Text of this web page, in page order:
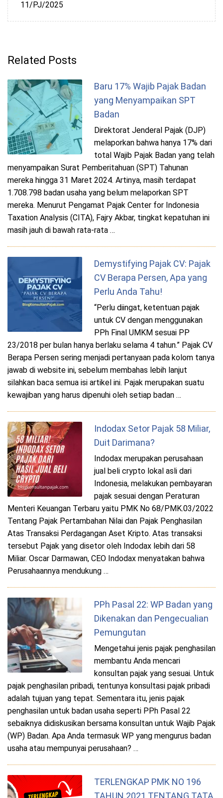
11/PJ/2025
Related Posts
Baru 17% Wajib Pajak Badan
yang Menyampaikan SPT
Badan
Direktorat Jenderal Pajak (DJP)
melaporkan bahwa hanya 17% dari
total Wajib Pajak Badan yang telah
menyampaikan Surat Pemberitahuan (SPT) Tahunan
mereka hingga 31 Maret 2024. Artinya, masih terdapat
1.708.798 badan usaha yang belum melaporkan SPT
mereka. Menurut Pengamat Pajak Center for Indonesia
Taxation Analysis (CITA), Fajry Akbar, tingkat kepatuhan ini
masih jauh di bawah rata-rata …
Demystifying Pajak CV: Pajak
CV Berapa Persen, Apa yang
Perlu Anda Tahu!
“Perlu diingat, ketentuan pajak
untuk CV dengan menggunakan
PPh Final UMKM sesuai PP
23/2018 per bulan hanya berlaku selama 4 tahun.” Pajak CV
Berapa Persen sering menjadi pertanyaan pada kolom tanya
jawab di website ini, sebelum membahas lebih lanjut
silahkan baca semua isi artikel ini. Pajak merupakan suatu
kewajiban yang harus dipenuhi oleh setiap badan …
Indodax Setor Pajak 58 Miliar,
Duit Darimana?
Indodax merupakan perusahaan
jual beli crypto lokal asli dari
Indonesia, melakukan pembayaran
pajak sesuai dengan Peraturan
Menteri Keuangan Terbaru yaitu PMK No 68/PMK.03/2022
Tentang Pajak Pertambahan Nilai dan Pajak Penghasilan
Atas Transaksi Perdagangan Aset Kripto. Atas transaksi
tersebut Pajak yang disetor oleh Indodax lebih dari 58
Miliar. Oscar Darmawan, CEO Indodax menyatakan bahwa
Perusahaannya mendukung …
PPh Pasal 22: WP Badan yang
Dikenakan dan Pengecualian
Pemungutan
Mengetahui jenis pajak penghasilan
membantu Anda mencari
konsultan pajak yang sesuai. Untuk
pajak penghasilan pribadi, tentunya konsultasi pajak pribadi
adalah tujuan yang tepat. Sementara itu, jenis pajak
penghasilan untuk badan usaha seperti PPh Pasal 22
sebaiknya didiskusikan bersama konsultan untuk Wajib Pajak
(WP) Badan. Apa Anda termasuk WP yang mengurus badan
usaha atau mempunyai perusahaan? …
TERLENGKAP PMK NO 196
TAHUN 2021 TENTANG TATA